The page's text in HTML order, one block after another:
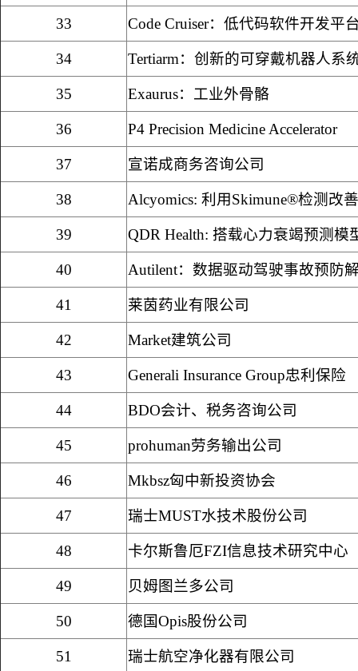
33 Code Cruiser：低代码软件开发平
34 Tertiarm：创新的可穿戴机器人系
35 Exaurus：工业外骨骼
36 P4 Precision Medicine Accelerator
37 宣诺成商务咨询公司
38 Alcyomics: 利用Skimune®检测改
39 QDR Health: 搭载心力衰竭预测模
40 Autilent：数据驱动驾驶事故预防
41 莱茵药业有限公司
42 Market建筑公司
43 Generali Insurance Group忠利保险
44 BDO会计、税务咨询公司
45 prohuman劳务输出公司
46 Mkbsz匈中新投资协会
47 瑞士MUST水技术股份公司
48 卡尔斯鲁厄FZI信息技术研究中心
49 贝姆图兰多公司
50 德国Opis股份公司
51 瑞士航空净化器有限公司